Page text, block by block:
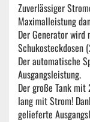
Zuverlässiger
Maximalleistung
Der Generator
Schukosteckdosen
Der automatische
Ausgangsleistung.
Der große Tank mit
lang mit Strom!
gelieferte